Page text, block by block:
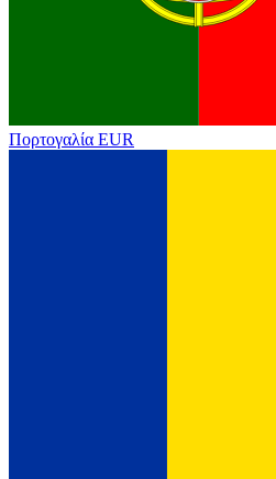
Πορτογαλία EUR